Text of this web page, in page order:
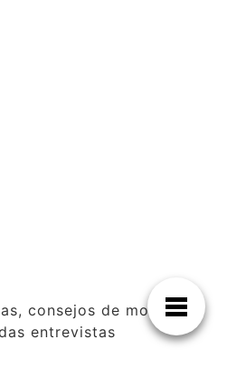
consejos de moda y
entrevistas